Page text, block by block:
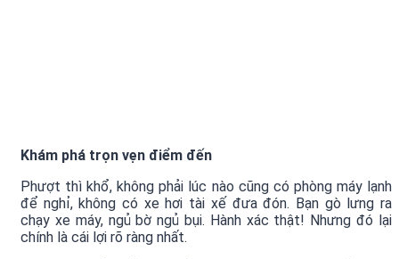
Khám phá trọn vẹn điểm đến
Phượt thì khổ, không phải lúc nào cũng có phòng máy lạnh
để nghỉ, không có xe hơi tài xế đưa đón. Bạn gò lưng ra
chạy xe máy, ngủ bờ ngủ bụi. Hành xác thật! Nhưng đó lại
chính là cái lợi rõ ràng nhất.